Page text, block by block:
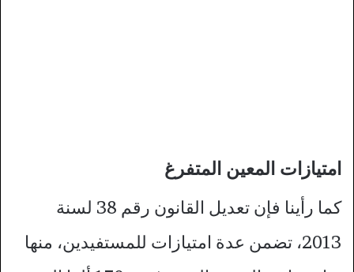
امتيازات المعين المتفرغ
كما رأينا فإن تعديل القانون رقم 38 لسنة
2013، تضمن عدة امتيازات للمستفيدين، منها